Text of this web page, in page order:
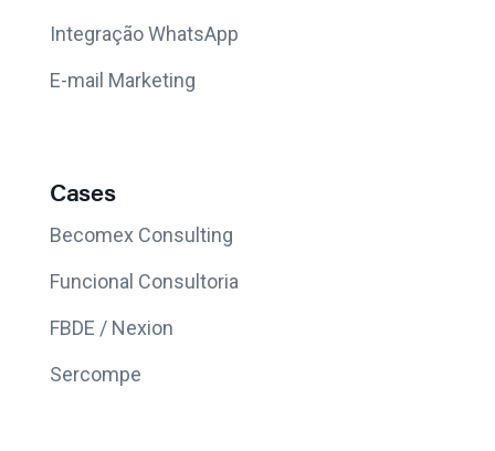
Integração WhatsApp
E-mail Marketing
Cases
Becomex Consulting
Funcional Consultoria
FBDE / Nexion
Sercompe